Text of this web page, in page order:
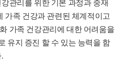
관리를 위한 기본 과정과 중재
가족 건강과 관련된 체계적이고
가족 건강관리에 대한 어려움을
유지 증진 할 수 있는 능력을 함